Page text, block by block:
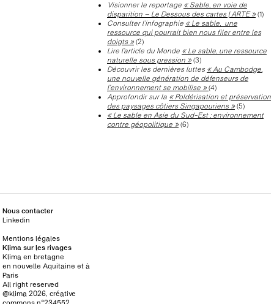
Visionner le reportage « Sable, en voie de
disparition – Le Dessous des cartes | ARTE »(1)
Consulter l’infographie « Le sable, une
ressource qui pourrait bien nous filer entre les
doigts »(2)
Lire l’article du Monde « Le sable, une ressource
naturelle sous pression »(3)
Découvrir les dernières luttes « Au Cambodge,
une nouvelle génération de défenseurs de
l’environnement se mobilise »(4)
Approfondir sur la « Poldérisation et préservation
des paysages côtiers Singapouriens »(5)
« Le sable en Asie du Sud-Est : environnement
contre géopolitique »(6)
Nous contacter
Linkedin
Mentions légales
Klima sur les rivages
Klima en bretagne
en nouvelle Aquitaine et à
Paris
All right reserved
@klima 2026, créative